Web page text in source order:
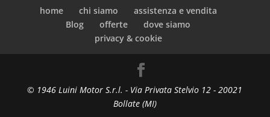
home chi siamo
assistenza e vendita
Blog
offerte
dove siamo
privacy & cookie
© 1946 Luini Motor S.r.l. - Via Privata Stelvio 12 - 20021
Bollate (MI)